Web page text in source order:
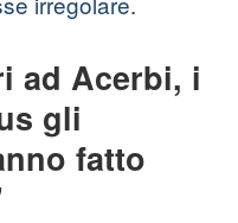
ad Acerbi, i
gli
fatto